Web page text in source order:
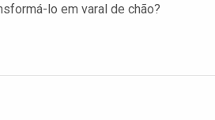
lo em varal de chão?